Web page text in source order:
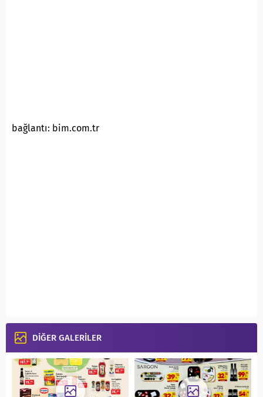
bağlantı: bim.com.tr
DİĞER GALERİLER